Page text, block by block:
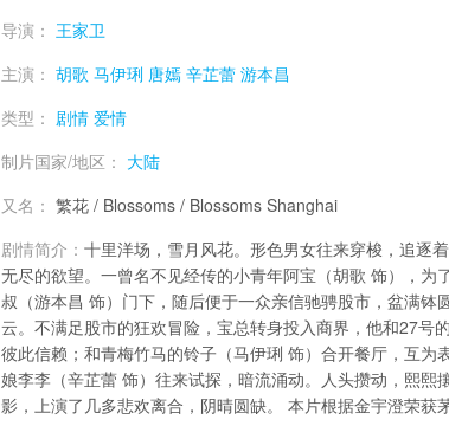
导演： 王家卫
主演： 胡歌 马伊琍 唐嫣 辛芷蕾 游本昌
类型： 剧情 爱情
制片国家/地区： 大陆
又名： 繁花 / Blossoms / Blossoms Shanghai
剧情简介： 十里洋场，雪月风花。形色男女往来穿梭，追逐
无尽的欲望。一曾名不见经传的小青年阿宝（胡歌 饰），为
叔（游本昌 饰）门下，随后便于一众亲信驰骋股市，盆满钵
云。不满足股市的狂欢冒险，宝总转身投入商界，他和27号
彼此信赖；和青梅竹马的铃子（马伊琍 饰）合开餐厅，互为
娘李李（辛芷蕾 饰）往来试探，暗流涌动。人头攒动，熙熙
影，上演了几多悲欢离合，阴晴圆缺。 本片根据金宇澄荣获